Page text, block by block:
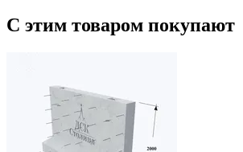
С этим товаром покупают